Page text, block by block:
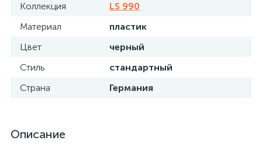
Коллекция
LS 990
Материал
пластик
Цвет
черный
Стиль
стандартный
Страна
Германия
Описание